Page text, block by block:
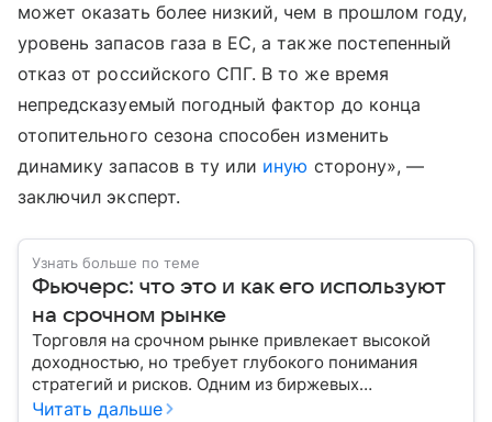
может оказать более низкий, чем в прошлом году,
уровень запасов газа в ЕС, а также постепенный
отказ от российского СПГ. В то же время
непредсказуемый погодный фактор до конца
отопительного сезона способен изменить
динамику запасов в ту или иную сторону», —
заключил эксперт.
Узнать больше по теме
Фьючерс: что это и как его используют
на срочном рынке
Торговля на срочном рынке привлекает высокой
доходностью, но требует глубокого понимания
стратегий и рисков. Одним из биржевых
инструментов для краткосрочных инвестиций
Читать дальше